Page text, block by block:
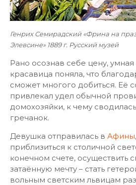
Генрих Семирадский «Фрина на
Элевсине» 1889 г. Русский музей
Рано осознав себе цену,
красавица поняла, что
сможет многого добиться. Её
привлекал удел обычной
домохозяйки, к чему
гречанок.
Девушка отправилась в Афины
приблизиться к столичной
конечном счете,
затаённую мечту – стать
вольным светским львицам